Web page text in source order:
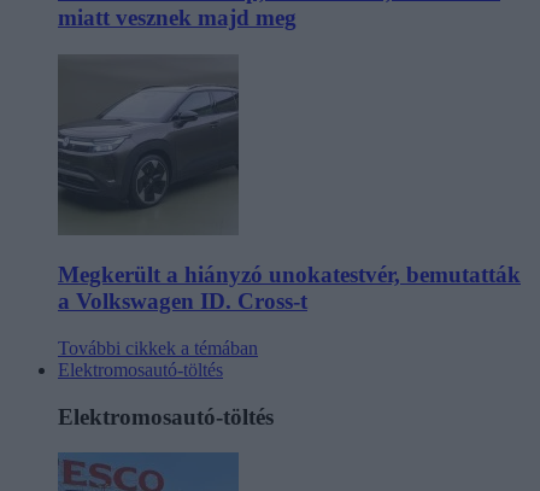
miatt vesznek majd meg
Megkerült a hiányzó unokatestvér, bemutatták
a Volkswagen ID. Cross-t
További cikkek a témában
Elektromosautó-töltés
Elektromosautó-töltés